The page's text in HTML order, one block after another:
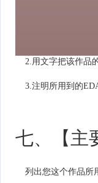
2.用文字把该作品
3.注明所用到的
七、【主
列出您这个作品所